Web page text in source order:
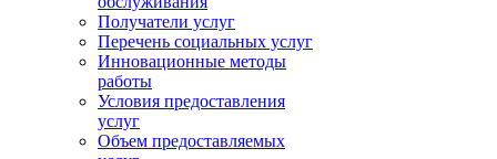
Получатели услуг
Перечень социальных услуг
Инновационные методы
работы
Условия предоставления
услуг
Объем предоставляемых